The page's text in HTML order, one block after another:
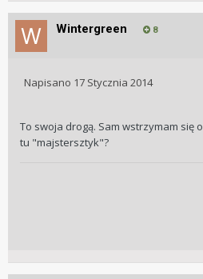
Wintergreen 8
Napisano 17 Stycznia 2014
To swoja drogą. Sam wstrzymam się
tu "majstersztyk"?